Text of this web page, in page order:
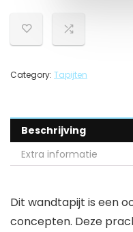
Category: Tapijten
Beschrijving
Extra informatie
Dit wandtapijt is een
concepten. Deze